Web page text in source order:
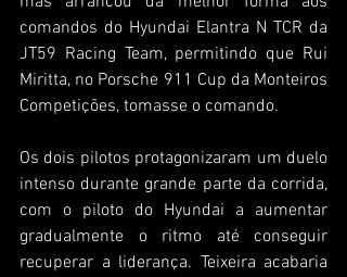
comandos do Hyundai Elantra N TCR da
JT59 Racing Team, permitindo que Rui
Miritta, no Porsche 911 Cup da Monteiros
Competições, tomasse o comando.
Os dois pilotos protagonizaram um duelo
intenso durante grande parte da corrida,
com o piloto do Hyundai a aumentar
gradualmente o ritmo até conseguir
recuperar a liderança. Teixeira acabaria